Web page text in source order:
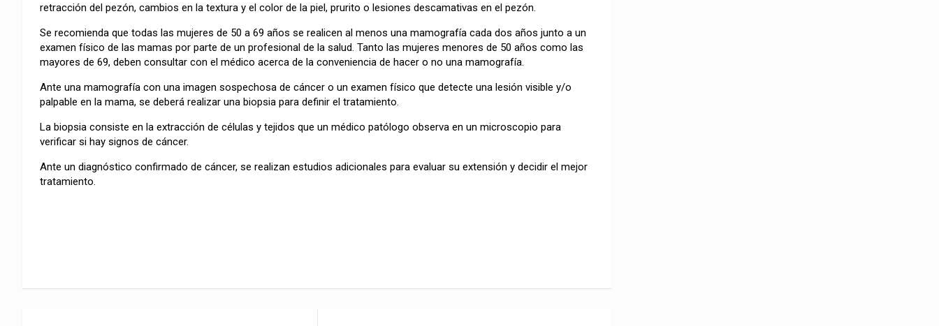
retracción del pezón, cambios en la textura y el color de la piel, prurito o lesiones descamativas en el pezón.
Se recomienda que todas las mujeres de 50 a 69 años se realicen al menos una mamografía cada dos años junto a un
examen físico de las mamas por parte de un profesional de la salud. Tanto las mujeres menores de 50 años como las
mayores de 69, deben consultar con el médico acerca de la conveniencia de hacer o no una mamografía.
Ante una mamografía con una imagen sospechosa de cáncer o un examen físico que detecte una lesión visible y/o
palpable en la mama, se deberá realizar una biopsia para definir el tratamiento.
La biopsia consiste en la extracción de células y tejidos que un médico patólogo observa en un microscopio para
verificar si hay signos de cáncer.
Ante un diagnóstico confirmado de cáncer, se realizan estudios adicionales para evaluar su extensión y decidir el mejor
tratamiento.